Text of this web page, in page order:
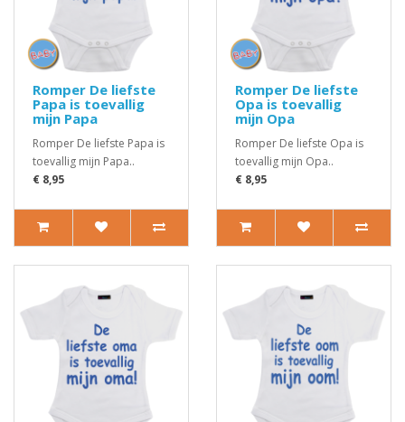
Romper De liefste
Papa is toevallig
mijn Papa
Romper De liefste Papa is
toevallig mijn Papa..
€ 8,95
Romper De liefste
Opa is toevallig
mijn Opa
Romper De liefste Opa is
toevallig mijn Opa..
€ 8,95